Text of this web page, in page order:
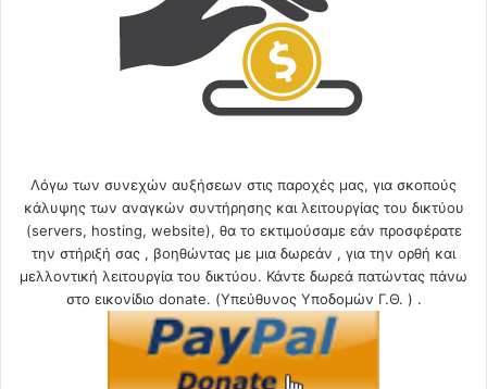
Λόγω των συνεχών αυξήσεων στις παροχές μας, για σκοπούς
κάλυψης των αναγκών συντήρησης και λειτουργίας του δικτύου
(servers, hosting, website), θα το εκτιμούσαμε εάν προσφέρατε
την στήριξή σας , βοηθώντας με μια δωρεάν , για την ορθή και
μελλοντική λειτουργία του δικτύου. Κάντε δωρεά πατώντας πάνω
στο εικονίδιο donate. (Υπεύθυνος Υποδομών Γ.Θ. ) .